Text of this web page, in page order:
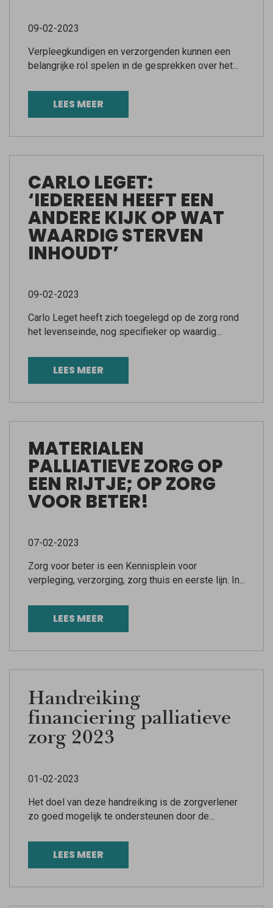
09-02-2023
Verpleegkundigen en verzorgenden kunnen een
belangrijke rol spelen in de gesprekken over het...
LEES MEER
CARLO LEGET:
‘IEDEREEN HEEFT EEN
ANDERE KIJK OP WAT
WAARDIG STERVEN
INHOUDT’
09-02-2023
Carlo Leget heeft zich toegelegd op de zorg rond
het levenseinde, nog specifieker op waardig...
LEES MEER
MATERIALEN
PALLIATIEVE ZORG OP
EEN RIJTJE; OP ZORG
VOOR BETER!
07-02-2023
Zorg voor beter is een Kennisplein voor
verpleging, verzorging, zorg thuis en eerste lijn. In...
LEES MEER
Handreiking
financiering palliatieve
zorg 2023
01-02-2023
Het doel van deze handreiking is de zorgverlener
zo goed mogelijk te ondersteunen door de...
LEES MEER